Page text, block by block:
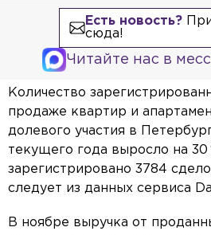
Есть новость?
сюда!
Читайте нас в
Количество
продаже квартир и
долевого участия в
текущего года выросло на 30
зарегистрировано 3784
следует из данных сервиса
В ноябре выручка от